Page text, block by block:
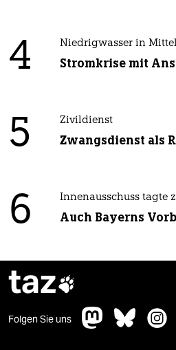
4 Niedrigwasser in
Stromkrise mit
5 Zivildienst
Zwangsdienst als
6 Innenausschuss tagte
Auch Bayerns
taz
Folgen Sie uns